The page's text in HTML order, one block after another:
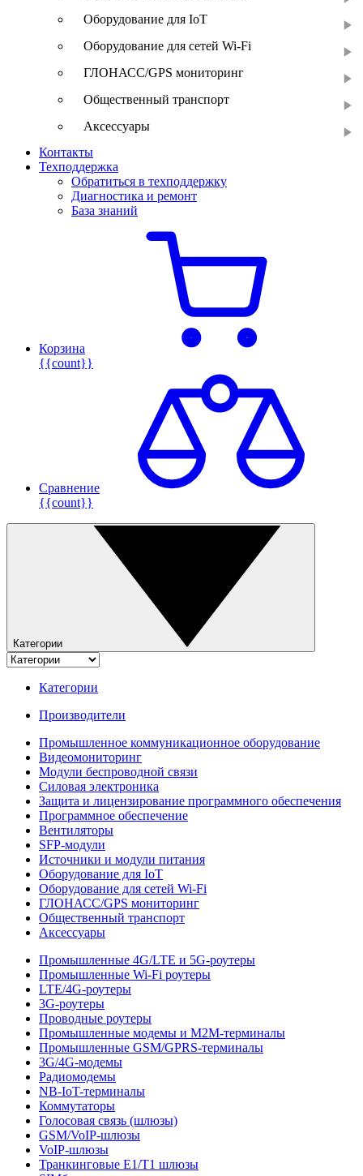
Оборудование для IoT
Оборудование для сетей Wi-Fi
ГЛОНАСС/GPS мониторинг
Общественный транспорт
Аксессуары
Контакты
Техподдержка
Обратиться в техподдержку
Диагностика и ремонт
База знаний
Корзина
{{count}}
Сравнение
{{count}}
Категории
Категории
Производители
Промышленное коммуникационное оборудование
Видеомониторинг
Модули беспроводной связи
Силовая электроника
Защита и лицензирование программного обеспечения
Программное обеспечение
Вентиляторы
SFP-модули
Источники и модули питания
Оборудование для IoT
Оборудование для сетей Wi-Fi
ГЛОНАСС/GPS мониторинг
Общественный транспорт
Аксессуары
Промышленные 4G/LTE и 5G-роутеры
Промышленные Wi-Fi роутеры
LTE/4G-роутеры
3G-роутеры
Проводные роутеры
Промышленные модемы и M2M-терминалы
Промышленные GSM/GPRS-терминалы
3G/4G-модемы
Радиомодемы
NB-IoT-терминалы
Коммутаторы
Голосовая связь (шлюзы)
GSM/VoIP-шлюзы
VoIP-шлюзы
Транкинговые E1/T1 шлюзы